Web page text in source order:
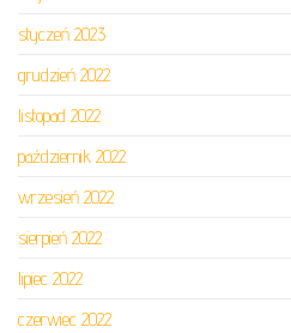
styczeń 2023
grudzień 2022
listopad 2022
październik 2022
wrzesień 2022
sierpień 2022
lipiec 2022
czerwiec 2022